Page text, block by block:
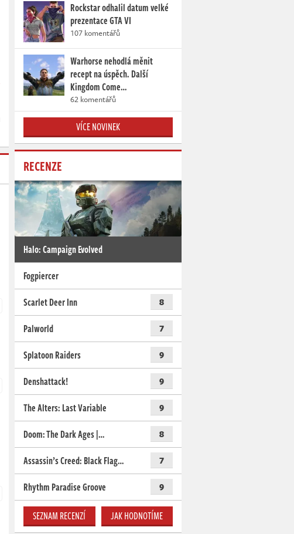
Rockstar odhalil datum velké
prezentace GTA VI
107 komentářů
Warhorse nehodlá měnit
recept na úspěch. Další
Kingdom Come…
62 komentářů
VÍCE NOVINEK
RECENZE
Halo: Campaign Evolved
Fogpiercer
Scarlet Deer Inn
8
Palworld 7
Splatoon Raiders 9
Denshattack! 9
The Alters: Last Variable 9
Doom: The Dark Ages |… 8
Assassin’s Creed: Black Flag… 7
Rhythm Paradise Groove 9
SEZNAM RECENZÍ JAK HODNOTÍME